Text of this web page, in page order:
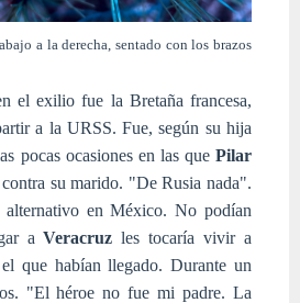
a la derecha, sentado con los brazos
el exilio fue la Bretaña francesa,
a la URSS. Fue, según su hija
pocas ocasiones en las que Pilar
su marido. "De Rusia nada".
alternativo en México. No podían
aVeracruz les tocaría vivir a
que habían llegado. Durante un
"El héroe no fue mi padre. La